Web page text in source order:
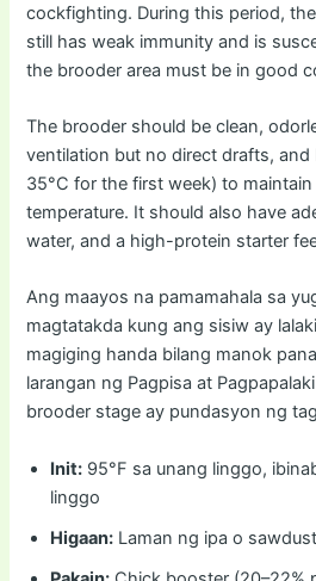
cockfighting. During this period,
still has weak immunity and is
the brooder area must be in good
The brooder should be clean,
ventilation but no direct drafts,
35°C for the first week) to
temperature. It should also have
water, and a high-protein starter
Ang maayos na pamamahala sa
magtatakda kung ang sisiw ay
magiging handa bilang manok
larangan ng Pagpisa at
brooder stage ay pundasyon ng
Init: 95°F sa unang linggo,
linggo
Higaan: Laman ng ipa o sawdust